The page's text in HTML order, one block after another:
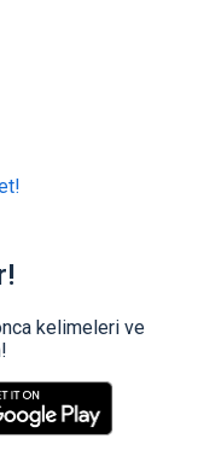
kelimeleri ve